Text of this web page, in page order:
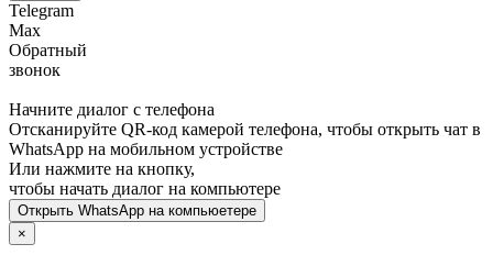
Telegram
Max
Обратный
звонок
Начните диалог с телефона
Отсканируйте QR-код камерой телефона, чтобы открыть чат в
WhatsApp на мобильном устройстве
Или нажмите на кнопку,
чтобы начать диалог на компьютере
Открыть WhatsApp на компьюетере
×